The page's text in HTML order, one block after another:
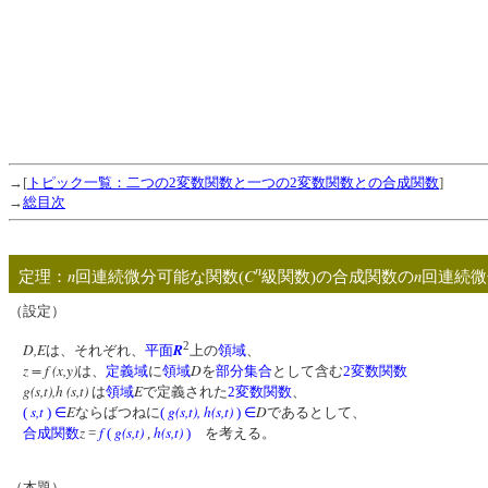
→[ トピック一覧：二つの2変数関数と一つの2変数関数との合成関数]
→総目次
定理：n回連続微分可能な関数(Cn級関数)の合成関数のn回連続
（設定）
D,Eは、それぞれ、 平面R2上の領域、
z = f (x,y)は、 定義域に領域Dを部分集合として含む2変数関数
g(s,t),h (s,t) は領域Eで定義された2変数関数、
( s,t ) ∈Eならばつねに( g(s,t), h(s,t) ) ∈Dであるとして、
合成関数z = f( g(s,t) , h(s,t) ) を考える。